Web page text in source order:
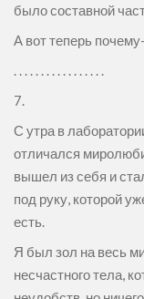
было составной
А вот теперь
. . . . . . . . . . . . . . . . .
7.
С утра в
отличался
вышел из себя и
под руку, которой
есть.
Я был зол на весь
несчастного тела,